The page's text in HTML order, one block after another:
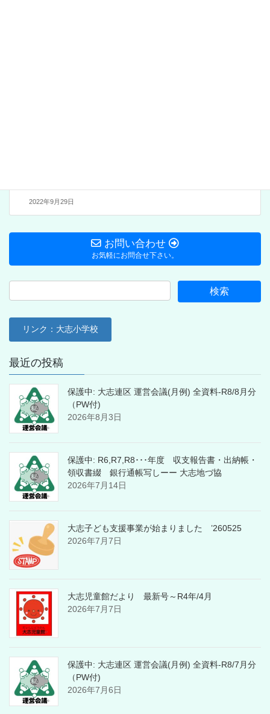
2022年9月29日
お問い合わせ
お気軽にお問合せ下さい。
リンク：大志小学校
最近の投稿
保護中: 大志連区 運営会議(月例) 全資料-R8/8月分
（PW付)
2026年8月3日
保護中: R6,R7,R8･･･年度 収支報告書・出納帳・
領収書綴 銀行通帳写しーー 大志地づ協
2026年7月14日
大志子ども支援事業が始まりました ’260525
2026年7月7日
大志児童館だより 最新号～R4年/4月
2026年7月7日
保護中: 大志連区 運営会議(月例) 全資料-R8/7月分
（PW付)
2026年7月6日